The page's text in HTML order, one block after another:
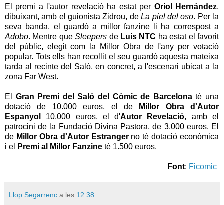
El premi a l'autor revelació ha estat per Oriol Hernández,
dibuixant, amb el guionista Zidrou, deLa piel del oso. Per la
seva banda, el guardó a millor fanzine li ha correspost a
Adobo​​. Mentre queSleepers de Luis NTC ha estat el favorit
del públic, elegit com la Millor Obra de l'any per votació
popular. Tots ells han recollit el seu guardó aquesta mateixa
tarda al recinte del Saló, en concret, a l'escenari ubicat a la
zona Far West.
El Gran Premi del Saló del Còmic de Barcelonaté una
dotació de 10.000 euros, el de
Millor Obra d'Autor
Espanyol
10.000 euros, el d'Autor Revelació, amb el
patrocini de la Fundació Divina Pastora, de 3.000 euros. El
de Millor Obra d'Autor Estrangerno té dotació econòmica
i el
Premi al Millor Fanzine té 1.500 euros.
Font: Ficomic
Llop Segarrenc a les 12:38